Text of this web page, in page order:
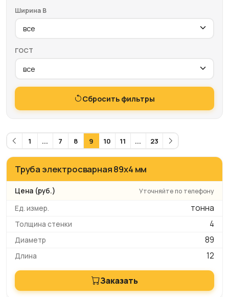
Ширина B
ГОСТ
Сбросить фильтры
1 ... 7 8 9 10 11 ... 23
Труба электросварная 89x4 мм
Уточняйте по телефону
тонна
4
89
12
Заказать